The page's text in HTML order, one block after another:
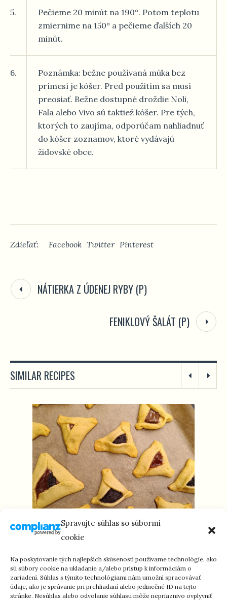
Spravujte súhlas so súbormi
cookie
Na poskytovanie tých najlepších skúseností používame technológie, ako
sú súbory cookie na ukladanie a/alebo prístup k informáciám o
zariadení. Súhlas s týmito technológiami nám umožní spracovávať
údaje, ako je správanie pri prehliadaní alebo jedinečné ID na tejto
stránke. Nesúhlas alebo odvolanie súhlasu môže nepriaznivo ovplyvniť
5.
Pečieme 20 minút na 190°. Potom teplotu
zmiernime na 150° a pečieme ďalších 20
minút.
6.
Poznámka: bežne používaná múka bez
prímesí je kóšer. Pred použitím sa musí
preosiať. Bežne dostupné droždie Noli,
Fala alebo Vivo sú taktiež kóšer. Pre tých,
ktorých to zaujíma, odporúčam nahliadnuť
do kóšer zoznamov, ktoré vydávajú
židovské obce.
Zdieľať: Facebook Twitter Pinterest
NÁTIERKA Z ÚDENEJ RYBY (P)
FENIKLOVÝ ŠALÁT (P)
SIMILAR RECIPES
HAMANOVE UŠI – HAMANTAŠEN (M/P)